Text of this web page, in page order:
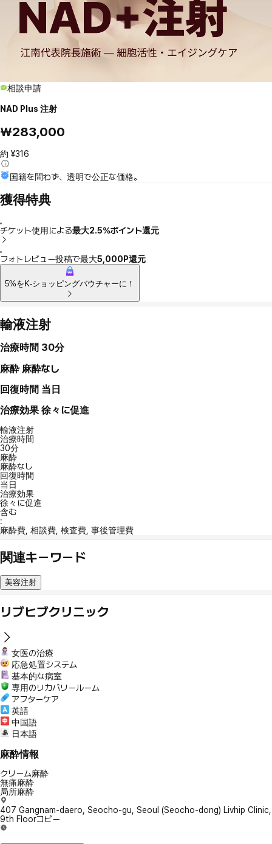
相談申請
NAD Plus 注射
₩283,000
約 ¥316
国籍を問わず、透明で公正な価格。
獲得特典
チケット使用による最大2.5％ポイント還元
フォトレビュー投稿で最大5,000P還元
5%をK-ショッピングバウチャーに！
輸液注射
治療時間 30分
麻酔 麻酔なし
回復時間 当日
治療効果 徐々に促進
輸液注射
治療時間
30分
麻酔
麻酔なし
回復時間
当日
治療効果
徐々に促進
含む
:
麻酔費, 相談費, 検査費, 事後管理費
関連キーワード
美容注射
リブヒブクリニック
女医の治療
応急処置システム
基本的な病室
専用のリカバリールーム
アフターケア
英語
中国語
日本語
麻酔情報
クリーム麻酔
無痛麻酔
局所麻酔
407 Gangnam-daero, Seocho-gu, Seoul (Seocho-dong) Livhip Clinic,
9th Floorコピー